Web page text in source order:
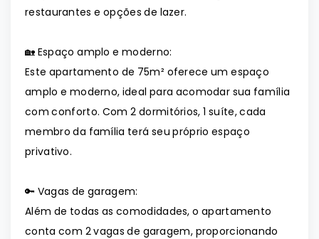
restaurantes e opções de lazer.
🏡 Espaço amplo e moderno:
Este apartamento de 75m² oferece um espaço
amplo e moderno, ideal para acomodar sua família
com conforto. Com 2 dormitórios, 1 suíte, cada
membro da família terá seu próprio espaço
privativo.
🔑 Vagas de garagem:
Além de todas as comodidades, o apartamento
conta com 2 vagas de garagem, proporcionando